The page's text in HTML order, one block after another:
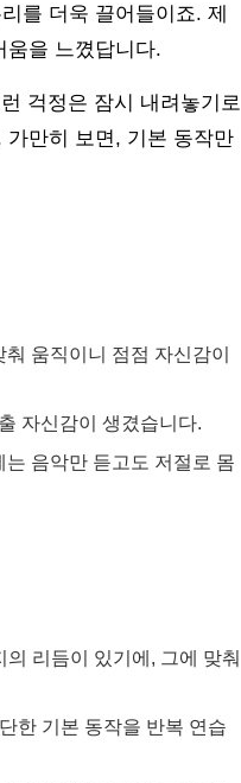
를 더욱 끌어들이죠. 제
움을 느꼈답니다.
걱정은 잠시 내려놓기로
만히 보면, 기본 동작만
움직이니 점점 자신감이
자신감이 생겼습니다.
음악만 듣고도 저절로 몸
리듬이 있기에, 그에 맞춰
한 기본 동작을 반복 연습